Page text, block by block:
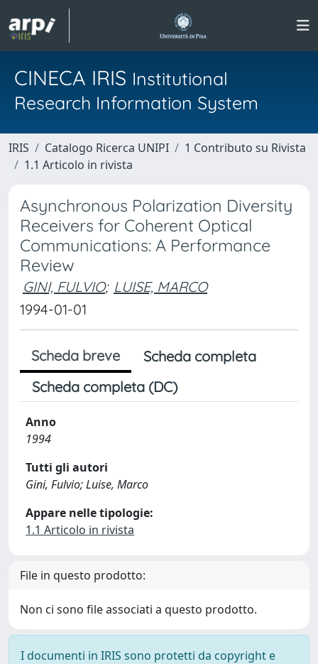
CINECA IRIS Institutional
Research Information System
IRIS Catalogo Ricerca UNIPI
1 Contributo su Rivista
1.1 Articolo in rivista
Asynchronous Polarization Diversity
Receivers for Coherent Optical
Communications: A Performance
Review
GINI, FULVIO; LUISE, MARCO
1994-01-01
Scheda breve
Scheda completa
Scheda completa (DC)
Anno
1994
Tutti gli autori
Gini, Fulvio; Luise, Marco
Appare nelle tipologie:
1.1 Articolo in rivista
File in questo prodotto:
Non ci sono file associati a questo prodotto.
I documenti in IRIS sono protetti da copyright e